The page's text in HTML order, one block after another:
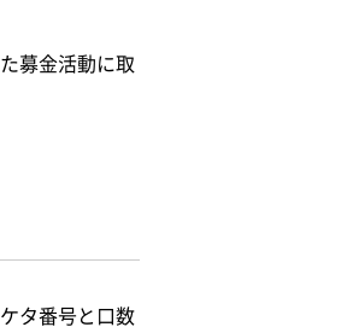
募金活動に取
タ番号と口数